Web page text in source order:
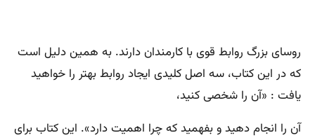
روسای بزرگ روابط قوی با کارمندان دارند. به همین دلیل است
که در این کتاب، سه اصل کلیدی ایجاد روابط بهتر را خواهید
یافت : «آن را شخصی کنید،
آن را انجام دهید و بفهمید که چرا اهمیت دارد». این کتاب برای